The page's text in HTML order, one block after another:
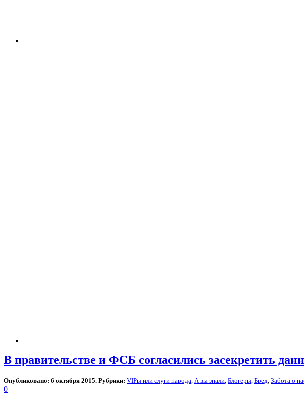
В правительстве и ФСБ согласились засекретить
Опубликовано: 6 октября 2015. Рубрики: VIPы или слуги народа А вы знали Блогеры Бред Забота о
0